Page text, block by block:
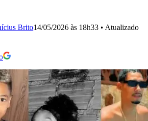
Brito14/05/2026 às 18h33 • Atualizado